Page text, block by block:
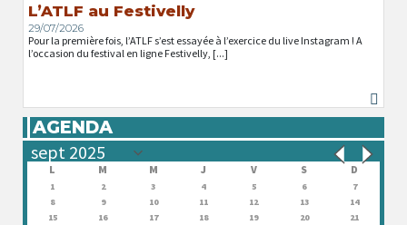
L’ATLF au Festivelly
29/07/2026
Pour la première fois, l’ATLF s’est essayée à l’exercice du live Instagram ! A
l’occasion du festival en ligne Festivelly, [...]
AGENDA
L M M J V S D
1 2 3 4 5 6
7
8
9 10 11 12 13
14
15
16 17 18 19 20
21